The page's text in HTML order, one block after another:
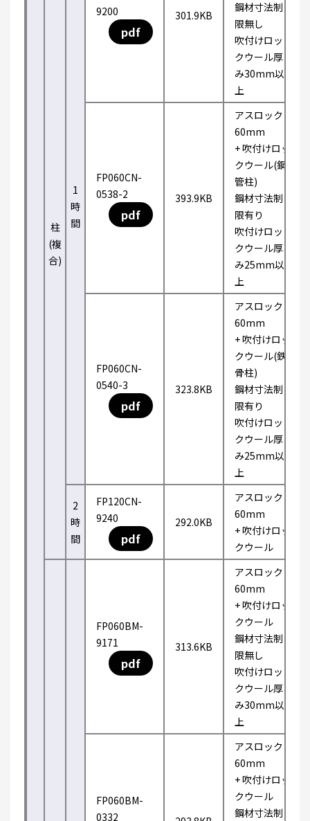
柱
(複
合)
1
時
間
9200
pdf
301.9KB
鋼材寸法制
限無し
吹付けロッ
クウール厚
み30mm以
上
FP060CN-
0538-2
pdf
393.9KB
アスロック
60mm
+ 吹付けロッ
クウール(鋼
管柱)
鋼材寸法制
限有り
吹付けロッ
クウール厚
み25mm以
上
FP060CN-
0540-3
pdf
323.8KB
アスロック
60mm
+ 吹付けロッ
クウール(鉄
骨柱)
鋼材寸法制
限有り
吹付けロッ
クウール厚
み25mm以
上
2
時
間
FP120CN-
9240
pdf
292.0KB
アスロック
60mm
+ 吹付けロッ
クウール
FP060BM-
9171
pdf
313.6KB
アスロック
60mm
+ 吹付けロッ
クウール
鋼材寸法制
限無し
吹付けロッ
クウール厚
み30mm以
上
FP060BM-
0332
アスロック
60mm
+ 吹付けロッ
クウール
鋼材寸法制